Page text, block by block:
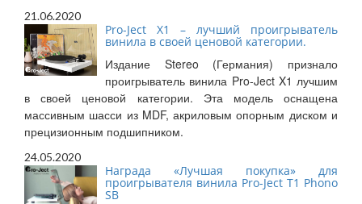
21.06.2020
Pro-Ject X1 – лучший проигрыватель
винила в своей ценовой категории.
Издание Stereo (Германия) признало
проигрыватель винила Pro-Ject X1 лучшим
в своей ценовой категории. Эта модель оснащена
массивным шасси из MDF, акриловым опорным диском и
прецизионным подшипником.
24.05.2020
Награда «Лучшая покупка» для
проигрывателя винила Pro-Ject T1 Phono
SB